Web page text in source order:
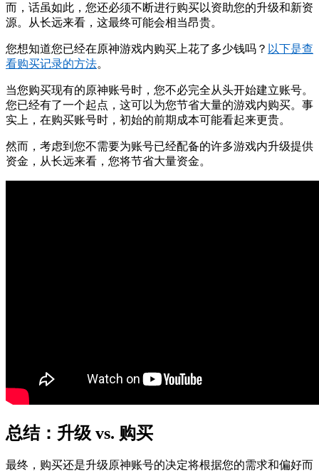
而，话虽如此，您还必须不断进行购买以资助您的升级和新资
源。从长远来看，这最终可能会相当昂贵。
您想知道您已经在原神游戏内购买上花了多少钱吗？ 以下是查
看购买记录的方法。
当您购买现有的原神账号时，您不必完全从头开始建立账号。
您已经有了一个起点，这可以为您节省大量的游戏内购买。事
实上，在购买账号时，初始的前期成本可能看起来更贵。
然而，考虑到您不需要为账号已经配备的许多游戏内升级提供
资金，从长远来看，您将节省大量资金。
总结：升级 vs. 购买
最终，购买还是升级原神账号的决定将根据您的需求和偏好而